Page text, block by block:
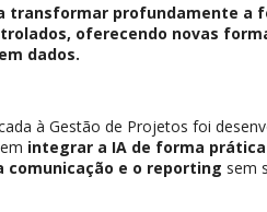
transformar profundamente a
oferecendo novas
dados.
à Gestão de Projetos foi
integrar a IA de forma
comunicação e o reporting sem